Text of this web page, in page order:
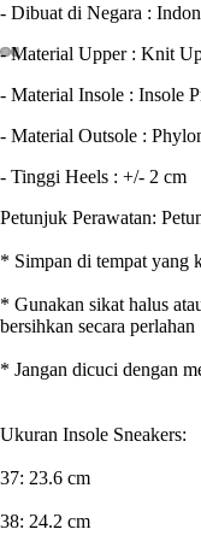
- Dibuat di Negara :
- Material Upper : Knit
- Material Insole : Insole
- Material Outsole :
- Tinggi Heels : +/- 2 cm
Petunjuk Perawatan:
* Simpan di tempat yang
* Gunakan sikat halus
bersihkan secara perlahan
* Jangan dicuci dengan
Ukuran Insole Sneakers:
37: 23.6 cm
38: 24.2 cm